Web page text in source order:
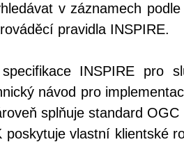
v záznamech
pravidla INSPIRE.
INSPIRE pro
návod pro
splňuje standard
poskytuje vlastní klientské